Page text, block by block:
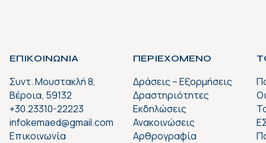
ΕΠΙΚΟΙΝΩΝΙΑ
Συντ. Μουστακλή 8,
Βέροια, 59132
+30.23310-22223
infokemaed@gmail.com
Επικοινωνία
ΠΕΡΙΕΧΟΜΕΝΟ
Δράσεις – Εξορμήσεις
Δραστηριότητες
Εκδηλώσεις
Ανακοινώσεις
Αρθρογραφία